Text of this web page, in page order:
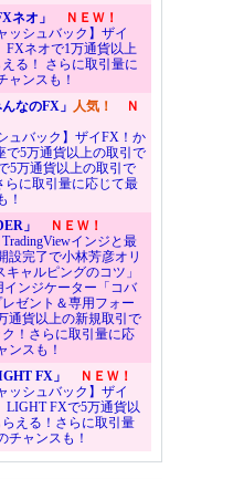
ネオ」
ＮＥＷ！
ッシュバック】ザイ
FXネオで1万通貨以上
る！ さらに取引量に
ャンスも！
なのFX」 人気！
Ｎ
ュバック】ザイFX！か
で5万通貨以上の取引で
5万通貨以上の取引で
らに取引量に応じて最
！
」
ＮＥＷ！
インジと最
設完了で小林芳彦オリ
ャルピングのコツ」
インジケーター「コバ
ゼント＆専用フォー
通貨以上の新規取引で
！さらに取引量に応
ンスも！
FX」
ＮＥＷ！
ッシュバック】ザイ
LIGHT FXで5万通貨以
える！さらに取引量
チャンスも！